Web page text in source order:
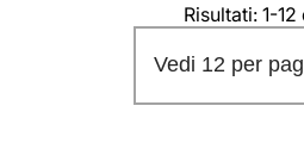
Risultati: 1-
Vedi 12 per